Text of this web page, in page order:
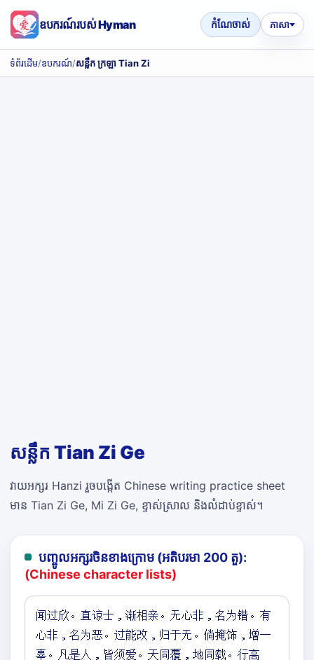
ឧបករណ៍របស់ Hyman កំណែចាស់ ភាសា
ទំព័រដើម/ឧបករណ៍/សន្លឹក ក្រឡា Tian Zi
សន្លឹក Tian Zi Ge
វាយអក្សរ Hanzi រួចបង្កើត Chinese writing practice sheet
មាន Tian Zi Ge, Mi Zi Ge, ខ្ទាស់ស្រាល និងលំដាប់ខ្ទាស់។
បញ្ចូលអក្សរចិនខាងក្រោម (អតិបរមា 200 តួ):
(Chinese character lists)